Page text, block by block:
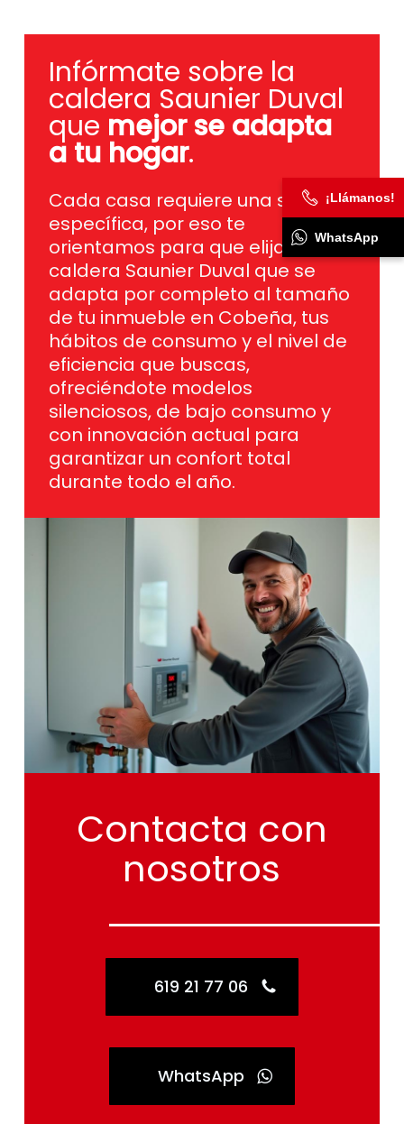
Infórmate sobre la
caldera Saunier Duval
quemejor se adapta
a tu hogar.
Cada casa requiere una solución
específica, por eso te
orientamos para que elijas la
caldera Saunier Duval que se
adapta por completo al tamaño
de tu inmueble en Cobeña, tus
hábitos de consumo y el nivel de
eficiencia que buscas,
ofreciéndote modelos
silenciosos, de bajo consumo y
con innovación actual para
garantizar un confort total
durante todo el año.
nosotros
619 21 77 06
WhatsApp
¡Llámanos!
WhatsApp